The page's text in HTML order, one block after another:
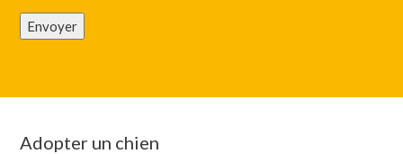
Envoyer
Adopter un chien